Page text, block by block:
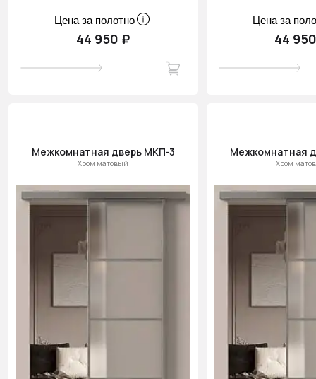
Цена за полотно
44 950 ₽
Цена за
44
Межкомнатная дверь МКП-3
Хром матовый
Межкомнатная
Хром